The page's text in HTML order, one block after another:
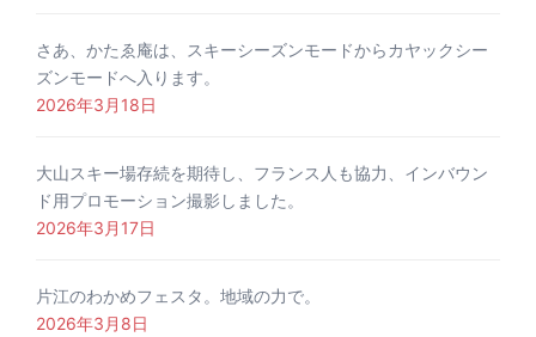
さあ、かたゑ庵は、スキーシーズンモードからカヤックシー
ズンモードへ入ります。
2026年3月18日
大山スキー場存続を期待し、フランス人も協力、インバウン
ド用プロモーション撮影しました。
2026年3月17日
片江のわかめフェスタ。地域の力で。
2026年3月8日